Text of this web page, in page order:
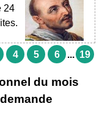
24
4 5 6 ... 19
du mois